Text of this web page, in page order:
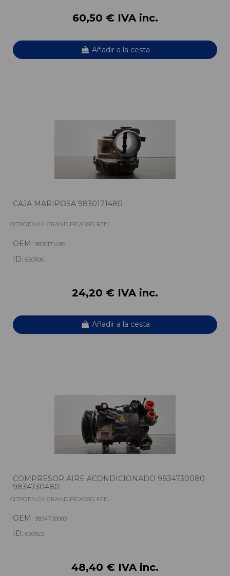
60,50 € IVA inc.
Añadir a la cesta
CAJA MARIPOSA 9830171480
CITROËN C4 GRAND PICASSO FEEL
OEM: 9830171480
ID: 650906
24,20 € IVA inc.
Añadir a la cesta
COMPRESOR AIRE ACONDICIONADO 9834730080
9834730480
CITROËN C4 GRAND PICASSO FEEL
OEM: 9834730080
ID: 650922
48,40 € IVA inc.